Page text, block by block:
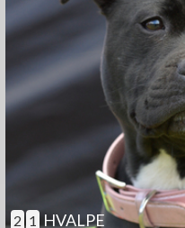
SELVSTÆNDIG
BØRNEVENLIG
BRUGSHUND
2 1 HVALPE